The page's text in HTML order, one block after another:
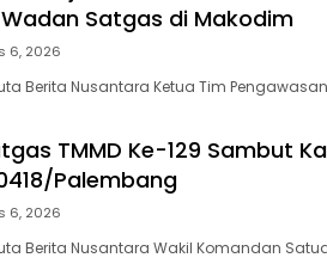
Satgas di Makodim
6, 2026
Berita Nusantara Ketua Tim
TMMD Ke-129 Sambut
Palembang
6, 2026
Berita Nusantara Wakil Komandan